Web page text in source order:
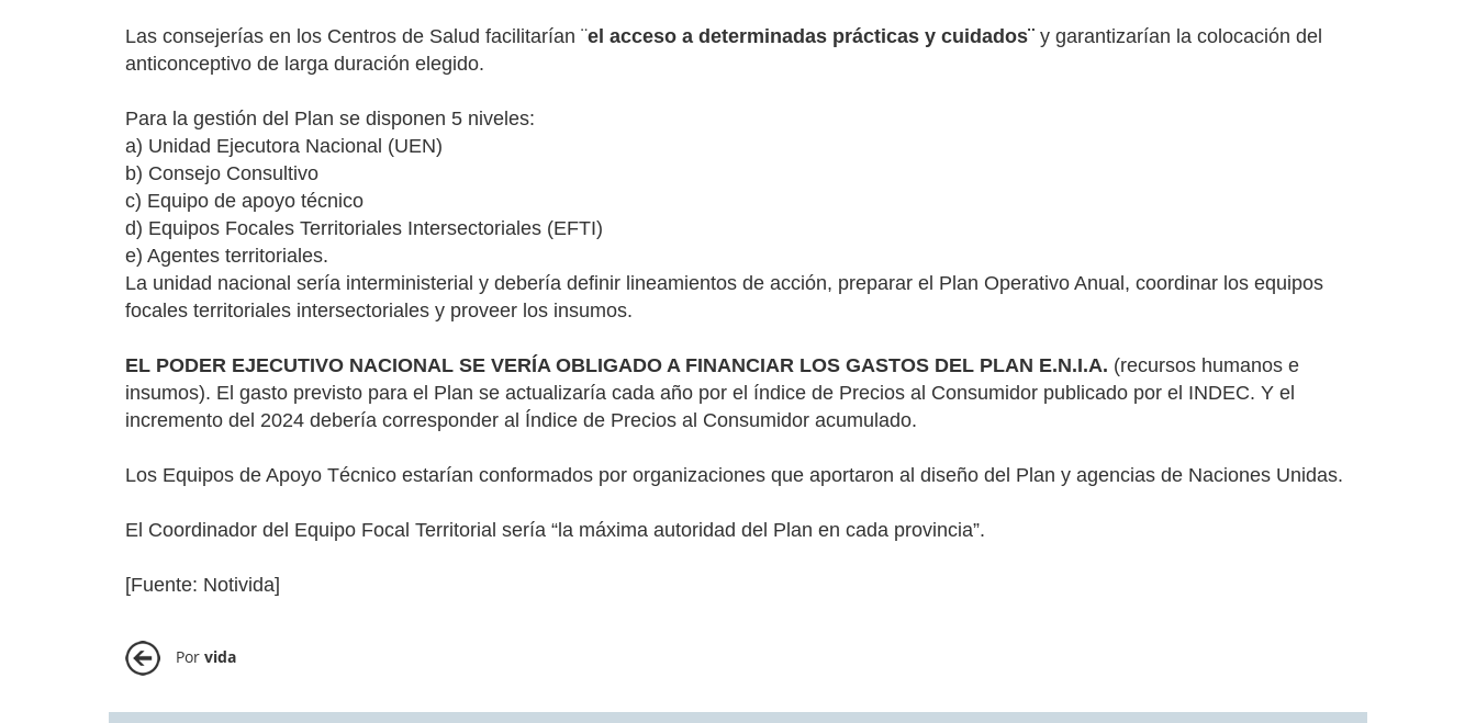
Las consejerías en los Centros de Salud facilitarían ¨el acceso a determinadas prácticas y cuidados¨ y garantizarían la colocación del
anticonceptivo de larga duración elegido.
Para la gestión del Plan se disponen 5 niveles:
a) Unidad Ejecutora Nacional (UEN)
b) Consejo Consultivo
c) Equipo de apoyo técnico
d) Equipos Focales Territoriales Intersectoriales (EFTI)
e) Agentes territoriales.
La unidad nacional sería interministerial y debería definir lineamientos de acción, preparar el Plan Operativo Anual, coordinar los equipos
focales territoriales intersectoriales y proveer los insumos.
EL PODER EJECUTIVO NACIONAL SE VERÍA OBLIGADO A FINANCIAR LOS GASTOS DEL PLAN E.N.I.A. (recursos humanos e
insumos). El gasto previsto para el Plan se actualizaría cada año por el índice de Precios al Consumidor publicado por el INDEC. Y el
incremento del 2024 debería corresponder al Índice de Precios al Consumidor acumulado.
Los Equipos de Apoyo Técnico estarían conformados por organizaciones que aportaron al diseño del Plan y agencias de Naciones Unidas.
El Coordinador del Equipo Focal Territorial sería “la máxima autoridad del Plan en cada provincia”.
[Fuente: Notivida]
Porvida